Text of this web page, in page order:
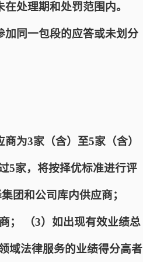
处理期和处罚范围内。
同一包段的应答或未划分
为3家（含）至5家（含）
5家，将按择优标准进行评
团和公司库内供应商；
； （3）如出现有效业绩总
域法律服务的业绩得分高者